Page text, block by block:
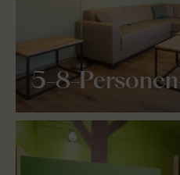
5-8-